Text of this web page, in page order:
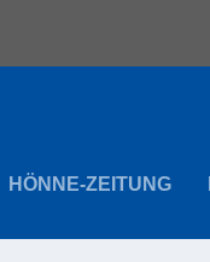
HÖNNE-ZEITUNG